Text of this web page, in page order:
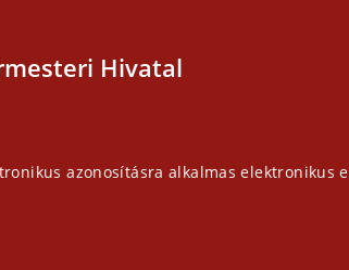
Hivatal
azonosításra alkalmas elektronikus